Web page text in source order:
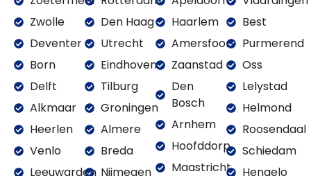
Zwolle
Deventer
Born
Delft
Alkmaar
Heerlen
Venlo
Leeuwarden
Den Haag
Utrecht
Eindhoven
Tilburg
Groningen
Almere
Breda
Nijmegen
Haarlem
Amersfoort
Zaanstad
Den
Bosch
Arnhem
Hoofddorp
Maastricht
Best
Purmerend
Oss
Lelystad
Helmond
Roosendaal
Schiedam
Hengelo